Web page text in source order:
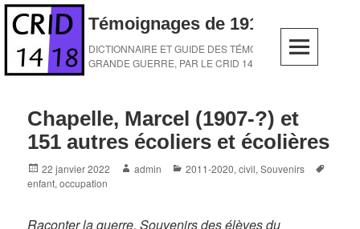
Skip
content
Témoignages de 1914-1918
DICTIONNAIRE ET GUIDE DES TÉMOINS DE LA
GRANDE GUERRE, PAR LE CRID 14-18
Chapelle, Marcel (1907-?) et
151 autres écoliers et écolières
Posted
on
22 janvier 2022 Author
admin Categories
2011-2020,civil,Souvenirs
enfant,occupation
Raconter la guerre. Souvenirs des élèves du